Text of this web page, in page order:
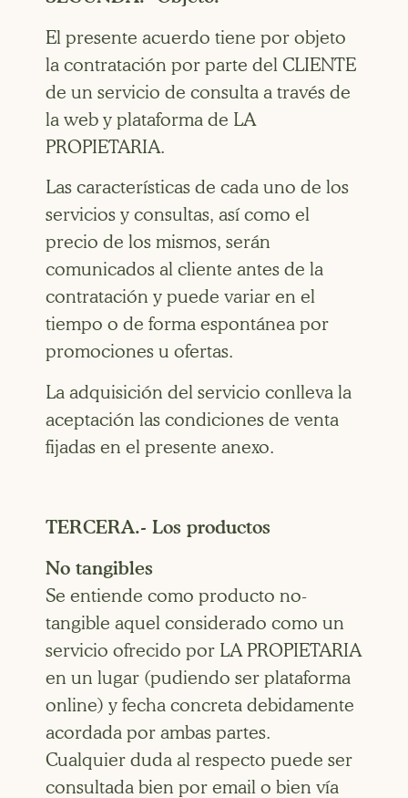
El presente acuerdo tiene por objeto
la contratación por parte del CLIENTE
de un servicio de consulta a través de
la web y plataforma de LA
PROPIETARIA.
Las características de cada uno de los
servicios y consultas, así como el
precio de los mismos, serán
comunicados al cliente antes de la
contratación y puede variar en el
tiempo o de forma espontánea por
promociones u ofertas.
La adquisición del servicio conlleva la
aceptación las condiciones de venta
fijadas en el presente anexo.
TERCERA.- Los productos
No tangibles
Se entiende como producto no-
tangible aquel considerado como un
servicio ofrecido por LA PROPIETARIA
en un lugar (pudiendo ser plataforma
online) y fecha concreta debidamente
acordada por ambas partes.
Cualquier duda al respecto puede ser
consultada bien por email o bien vía